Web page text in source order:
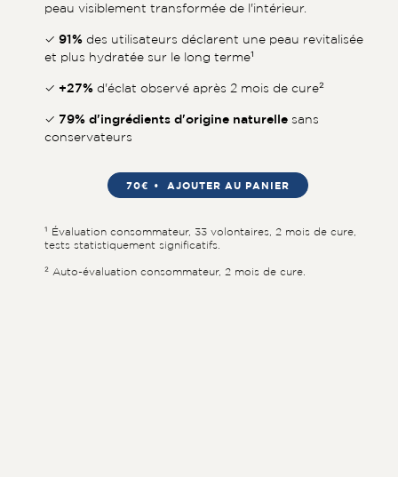
peau visiblement transformée de l'intérieur.
✓ 91% des utilisateurs déclarent une peau revitalisée
et plus hydratée sur le long terme¹
✓ +27% d'éclat observé après 2 mois de cure²
✓ 79% d'ingrédients d'origine naturelle sans
conservateurs
70€ AJOUTER AU PANIER
¹ Évaluation consommateur, 33 volontaires, 2 mois de cure,
tests statistiquement significatifs.
² Auto-évaluation consommateur, 2 mois de cure.